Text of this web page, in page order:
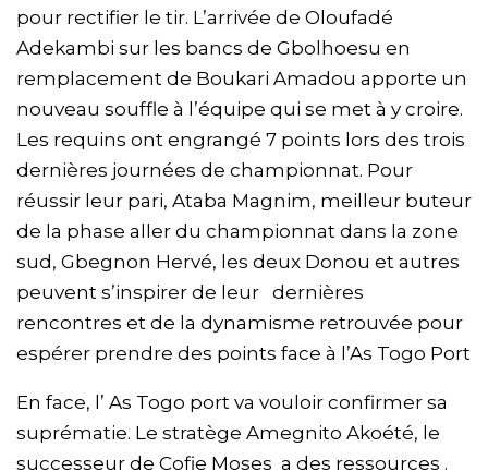
pour rectifier le tir. L’arrivée de Oloufadé
Adekambi sur les bancs de Gbolhoesu en
remplacement de Boukari Amadou apporte un
nouveau souffle à l’équipe qui se met à y croire.
Les requins ont engrangé 7 points lors des trois
dernières journées de championnat. Pour
réussir leur pari, Ataba Magnim, meilleur buteur
de la phase aller du championnat dans la zone
sud, Gbegnon Hervé, les deux Donou et autres
peuvent s’inspirer de leur dernières
rencontres et de la dynamisme retrouvée pour
espérer prendre des points face à l’As Togo Port
En face, l’ As Togo port va vouloir confirmer sa
suprématie. Le stratège Amegnito Akoété, le
successeur de Cofie Moses a des ressources .